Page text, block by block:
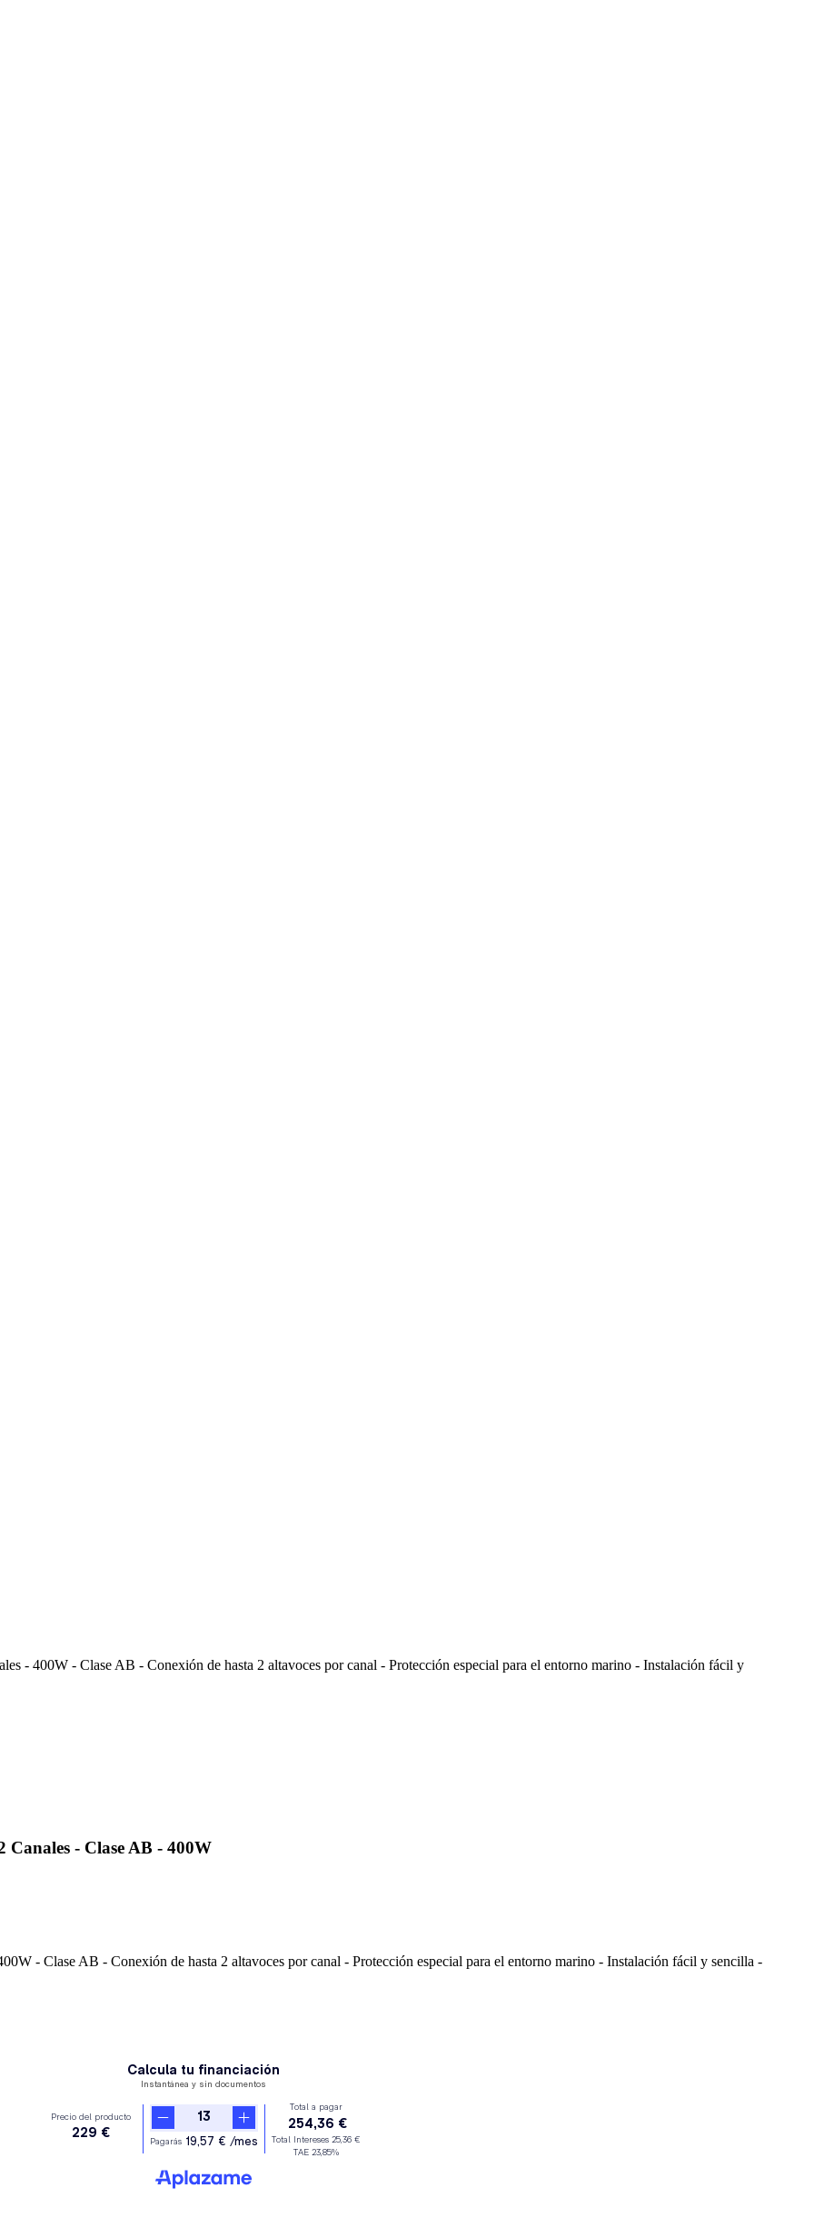
- 400W - Clase AB - Conexión de hasta 2 altavoces por canal - Protección especial para el entorno marino - Instalación fácil y
- Clase AB - 400W
- Clase AB - Conexión de hasta 2 altavoces por canal - Protección especial para el entorno marino - Instalación fácil y sencilla -